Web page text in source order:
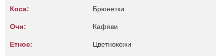
Коса: Брюнетки
Очи: Кафяви
Етнос: Цветнокожи